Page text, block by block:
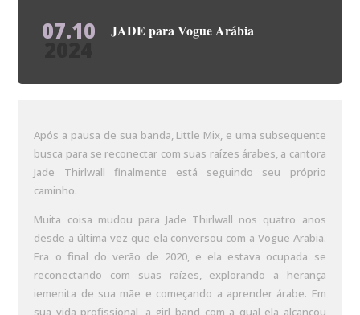
07.10 JADE para Vogue Arábia
Após a pausa de sua banda, Little Mix, e uma subsequente
busca para se reconectar com suas raízes árabes, a cantora
Jade Thirlwall finalmente está seguindo seu próprio
caminho.
Muita coisa mudou para Jade Thirlwall nos quatro anos
desde a última vez que ela conversou com a Vogue Arabia.
Era o final do verão de 2020, e ela estava ocupada se
reconectando com suas raízes, explorando a herança
iemenita de sua mãe e começando a aprender árabe. Em
sua vida profissional, a girl band com a qual ela alcançou